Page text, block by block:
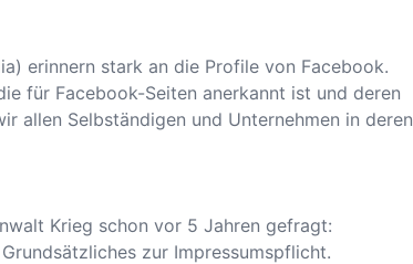
) erinnern stark an die Profile von Facebook.
für Facebook-Seiten anerkannt ist und deren
allen Selbständigen und Unternehmen in deren
Krieg schon vor 5 Jahren gefragt:
zur Impressumspflicht.